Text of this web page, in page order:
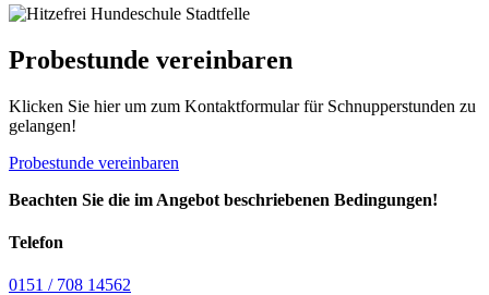
Probestunde vereinbaren
Klicken Sie hier um zum Kontaktformular für Schnupperstunden zu
gelangen!
Probestunde vereinbaren
Beachten Sie die im Angebot beschriebenen Bedingungen!
Telefon
0151 / 708 14562